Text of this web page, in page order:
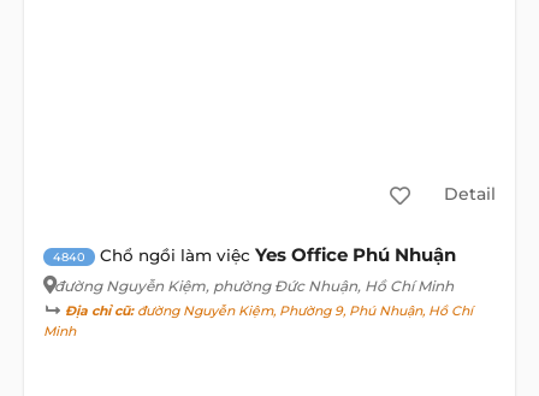
Detail
4840 Chổ ngồi làm việc Yes Office Phú Nhuận
đường Nguyễn Kiệm, phường Đức Nhuận, Hồ Chí Minh
Địa chỉ cũ:đường Nguyễn Kiệm, Phường 9, Phú Nhuận, Hồ Chí
Minh